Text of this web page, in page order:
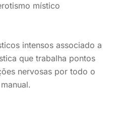
místico
intensos associado a
que trabalha pontos
nervosas por todo o